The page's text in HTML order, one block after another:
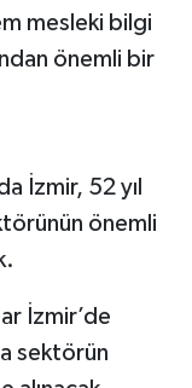
mesleki bilgi
önemli bir
İzmir, 52 yıl
önemli
İzmir’de
sektörün